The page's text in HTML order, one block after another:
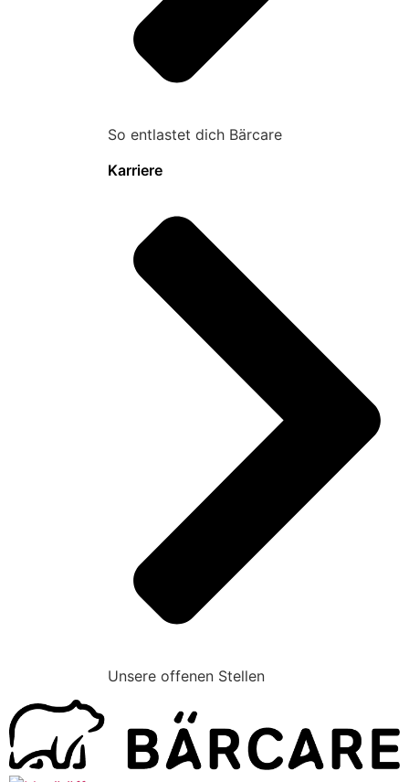
So entlastet dich Bärcare
Karriere
Unsere offenen Stellen